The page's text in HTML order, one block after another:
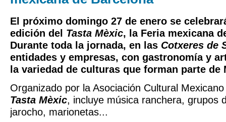
El próximo domingo 27 de enero se
edición del Tasta Mèxic, la Feria mexicana
Durante toda la jornada, en las Cotxeres de
entidades y empresas, con gastronomía y
la variedad de culturas que forman parte de
Organizado por la Asociación Cultural
Tasta Mèxic, incluye música ranchera, grupos
jarocho, marionetas...